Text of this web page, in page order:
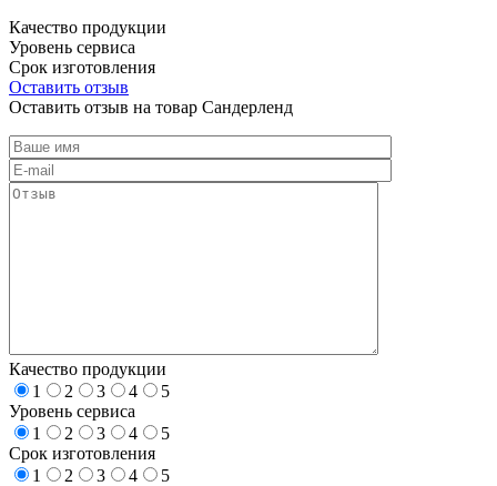
Качество продукции
Уровень сервиса
Срок изготовления
Оставить отзыв
Оставить отзыв на товар Сандерленд
Качество продукции
1
2 3 4
5
Уровень сервиса
1
2 3 4
5
Срок изготовления
1
2 3 4
5